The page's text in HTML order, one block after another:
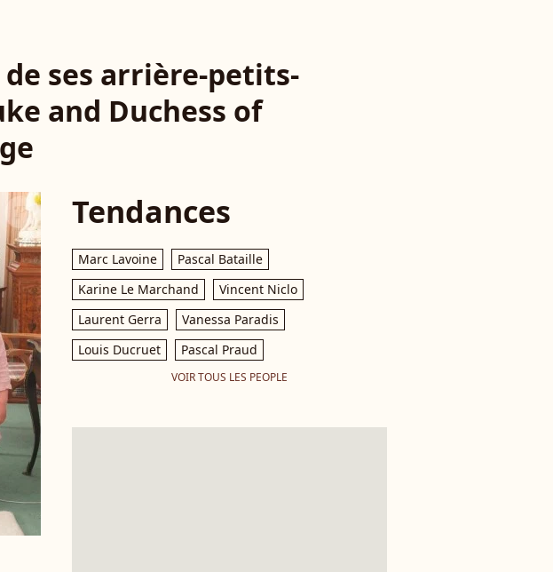
ses arrière-petits-
and Duchess of
Tendances
Marc Lavoine
Pascal Bataille
Karine Le Marchand
Vincent Niclo
Laurent Gerra
Vanessa Paradis
Louis Ducruet
Pascal Praud
VOIR TOUS LES PEOPLE